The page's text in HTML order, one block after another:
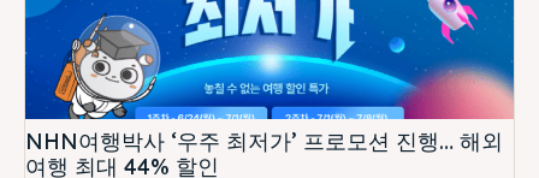
NHN여행박사 ‘우주 최저가’ 프로모션 진행… 해외
여행 최대 44% 할인